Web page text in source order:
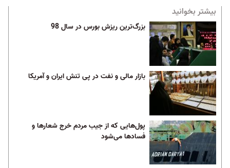
بیشتر بخوانید
بزرگ‌ترین ریزش بورس در سال 98
بازار مالی و نفت در پی تنش ایران و آمریکا
پول‌هایی که از جیب مردم خرج شعارها و
فسادها می‌شود